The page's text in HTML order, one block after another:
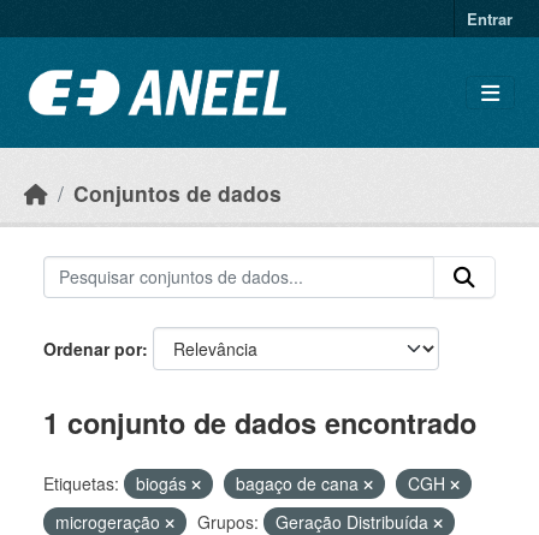
Entrar
Conjuntos de dados
Ordenar por
1 conjunto de dados encontrado
Etiquetas: biogás bagaço de cana
CGH
microgeração
Grupos:
Geração Distribuída